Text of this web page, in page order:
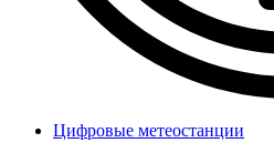
Цифровые метеостанции